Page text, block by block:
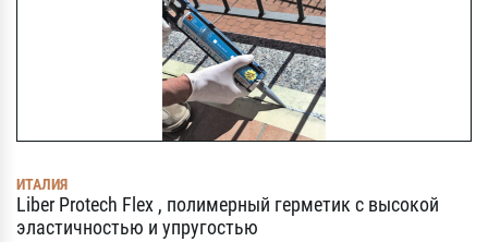
ИТАЛИЯ
Liber Protech Flex , полимерный герметик с высокой
эластичностью и упругостью